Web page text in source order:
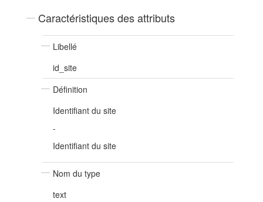
Caractéristiques des attributs
Libellé
id_site
Définition
Identifiant du site
-
Identifiant du site
Nom du type
text